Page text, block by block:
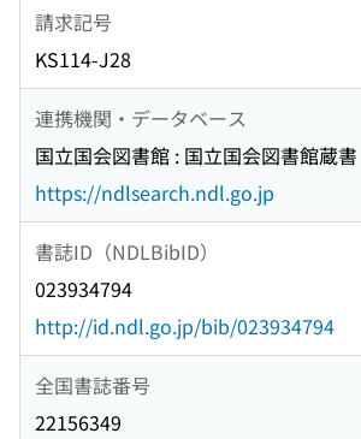
請求記号
KS114-J28
連携機関・データベース
国立国会図書館 : 国立国会図書館蔵書
https://ndlsearch.ndl.go.jp
書誌ID（NDLBibID）
023934794
http://id.ndl.go.jp/bib/023934794
全国書誌番号
22156349